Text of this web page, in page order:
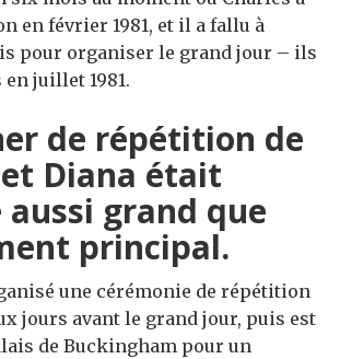
en février 1981, et il a fallu à
pour organiser le grand jour – ils
juillet 1981.
de répétition de
Diana était
aussi grand que
principal.
une cérémonie de répétition
jours avant le grand jour, puis est
de Buckingham pour un